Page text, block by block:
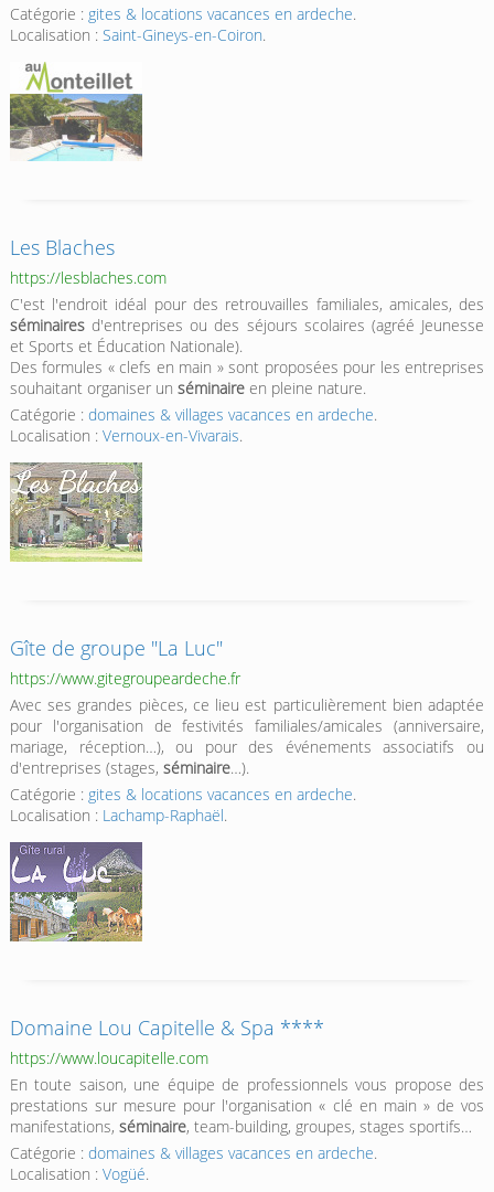
Catégorie : gites & locations vacances en ardeche.
Localisation : Saint-Gineys-en-Coiron.
Les Blaches
https://lesblaches.com
C'est l'endroit idéal pour des retrouvailles familiales, amicales, des
séminairesd'entreprises ou des séjours scolaires (agréé Jeunesse
et Sports et Éducation Nationale).
Des formules « clefs en main » sont proposées pour les entreprises
souhaitant organiser un séminaireen pleine nature.
Catégorie : domaines & villages vacances en ardeche.
Localisation : Vernoux-en-Vivarais.
Gîte de groupe "La Luc"
https://www.gitegroupeardeche.fr
Avec ses grandes pièces, ce lieu est particulièrement bien adaptée
pour l'organisation de festivités familiales/amicales (anniversaire,
mariage, réception…), ou pour des événements associatifs ou
d'entreprises (stages, séminaire…).
Catégorie : gites & locations vacances en ardeche.
Localisation : Lachamp-Raphaël.
Domaine Lou Capitelle & Spa ****
https://www.loucapitelle.com
En toute saison, une équipe de professionnels vous propose des
prestations sur mesure pour l'organisation « clé en main » de vos
manifestations, séminaire, team-building, groupes, stages sportifs…
Catégorie : domaines & villages vacances en ardeche.
Localisation : Vogüé.